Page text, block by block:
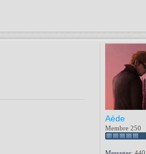
Aède
Membre 250